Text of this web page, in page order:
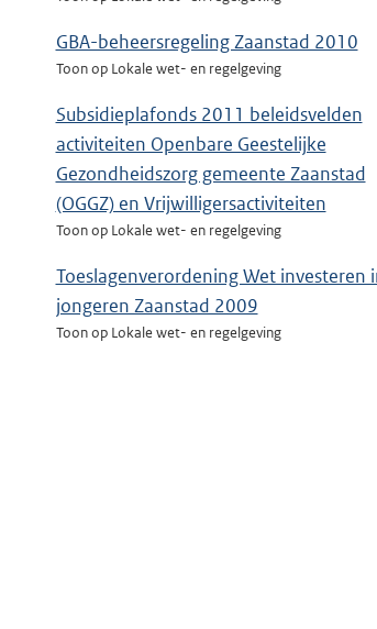
GBA-beheersregeling Zaanstad 2010
Toon op Lokale wet- en regelgeving
Subsidieplafonds 2011 beleidsvelden
activiteiten Openbare Geestelijke
Gezondheidszorg gemeente Zaanstad
(OGGZ) en Vrijwilligersactiviteiten
Toon op Lokale wet- en regelgeving
Toeslagenverordening Wet investeren
jongeren Zaanstad 2009
Toon op Lokale wet- en regelgeving